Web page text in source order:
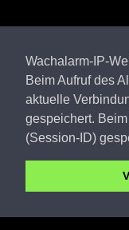
Wachalarm-IP-
Beim Aufruf des
aktuelle
gespeichert.
(Session-ID)